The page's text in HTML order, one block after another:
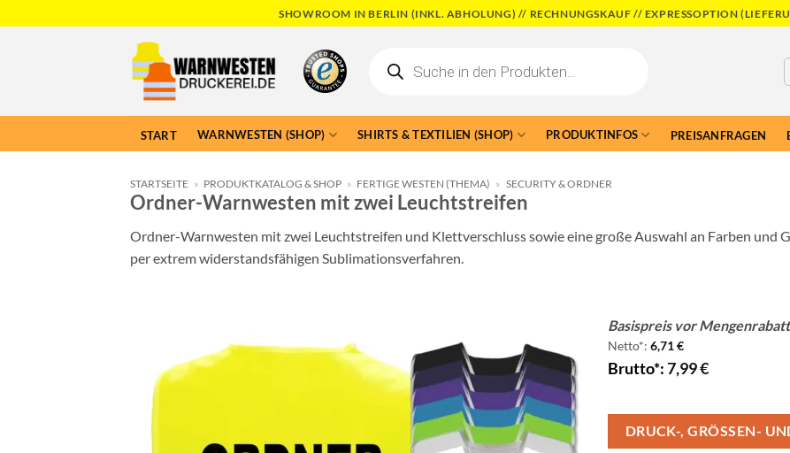
to
SHOWROOM IN BERLIN (INKL. ABHOLUNG) // RECHNUNGSKAUF // EXPRESSOPTION
search
START WARNWESTEN (SHOP) SHIRTS & TEXTILIEN (SHOP) PRODUKTINFOS PREISANFRAGEN
STARTSEITE » PRODUKTKATALOG & SHOP » FERTIGE WESTEN (THEMA) » SECURITY & ORDNER
Ordner-Warnwesten mit zwei Leuchtstreifen
Ordner-Warnwesten mit zwei Leuchtstreifen und Klettverschluss sowie eine große Auswahl an Farben und
per extrem widerstandsfähigen Sublimationsverfahren.
Add to
wishlist
Basispreis vor
Netto*: 6,71€
Brutto*:7,99€
DRUCK-, GRÖSSEN-